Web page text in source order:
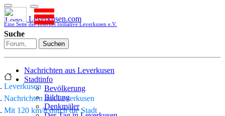
Leverkusen.com
Eine Seite der Internet Initiative Leverkusen e.V.
Suche
Suchen
Nachrichten aus Leverkusen
Stadtinfo
Bevölkerung
Bildung
Denkmäler
Leverkusen
Nachrichten aus Leverkusen
Mit 120 km/h durch die Stadt